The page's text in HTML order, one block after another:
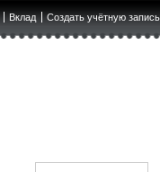
Вклад Создать учётную запись